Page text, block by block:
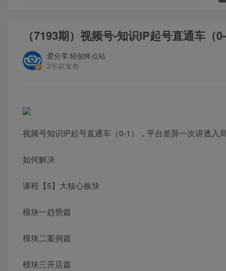
（7193期）视频号-知识IP起号直通车
爱分享:轻创终点站
2年前发布
视频号知识IP起号直通车（0-1），平台差异一次讲透入
如何解决
课程【5】大核心板块
模块一趋势篇
模块二案例篇
模块三开店篇